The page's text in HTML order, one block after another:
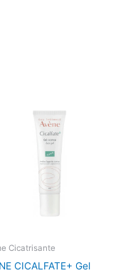
Cicatrisante
CICALFATE+ Gel